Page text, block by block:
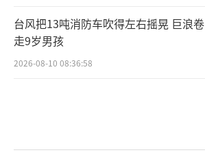
台风把13吨消防车吹得左右摇晃 巨浪卷
走9岁男孩
2026-08-10 08:36:58